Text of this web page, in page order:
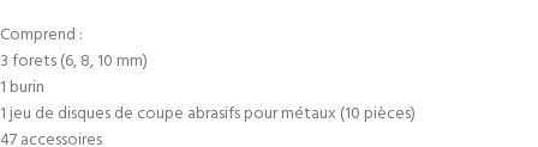
Comprend :
3 forets (6, 8, 10 mm)
1 burin
1 jeu de disques de coupe abrasifs pour métaux (10 pièces)
47 accessoires